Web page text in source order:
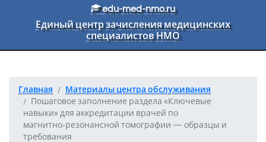
Перейти к основному текстуedu-med-nmo.ru
Единый центр зачисления медицинских
специалистов НМО
Главная
Материалы центра обслуживания
Пошаговое заполнение раздела «Ключевые
навыки» для аккредитации врачей по
магнитно‑резонансной томографии — образцы и
требования